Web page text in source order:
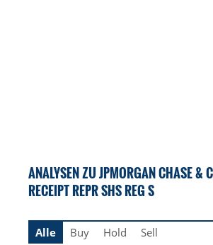
ANALYSEN ZU JPMORGAN CHASE &
RECEIPT REPR SHS REG S
Alle
Buy Hold Sell